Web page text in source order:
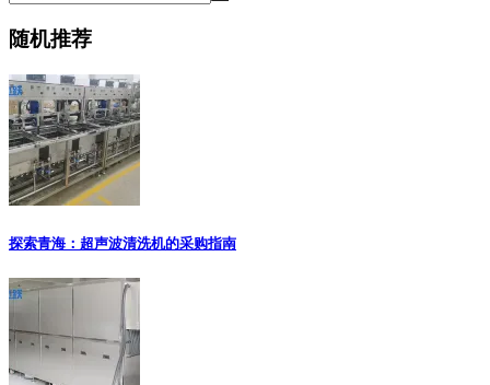
随机推荐
探索青海：超声波清洗机的采购指南